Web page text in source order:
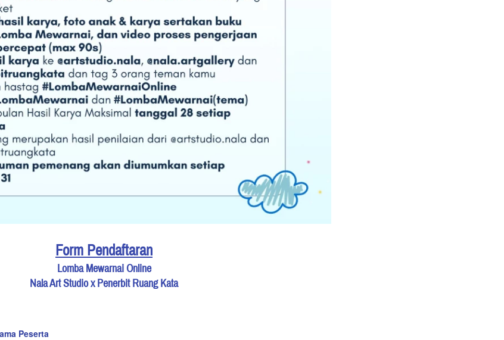
Form Pendaftaran
Lomba Mewarnai Online
Nala Art Studio x Penerbit Ruang Kata
Peserta